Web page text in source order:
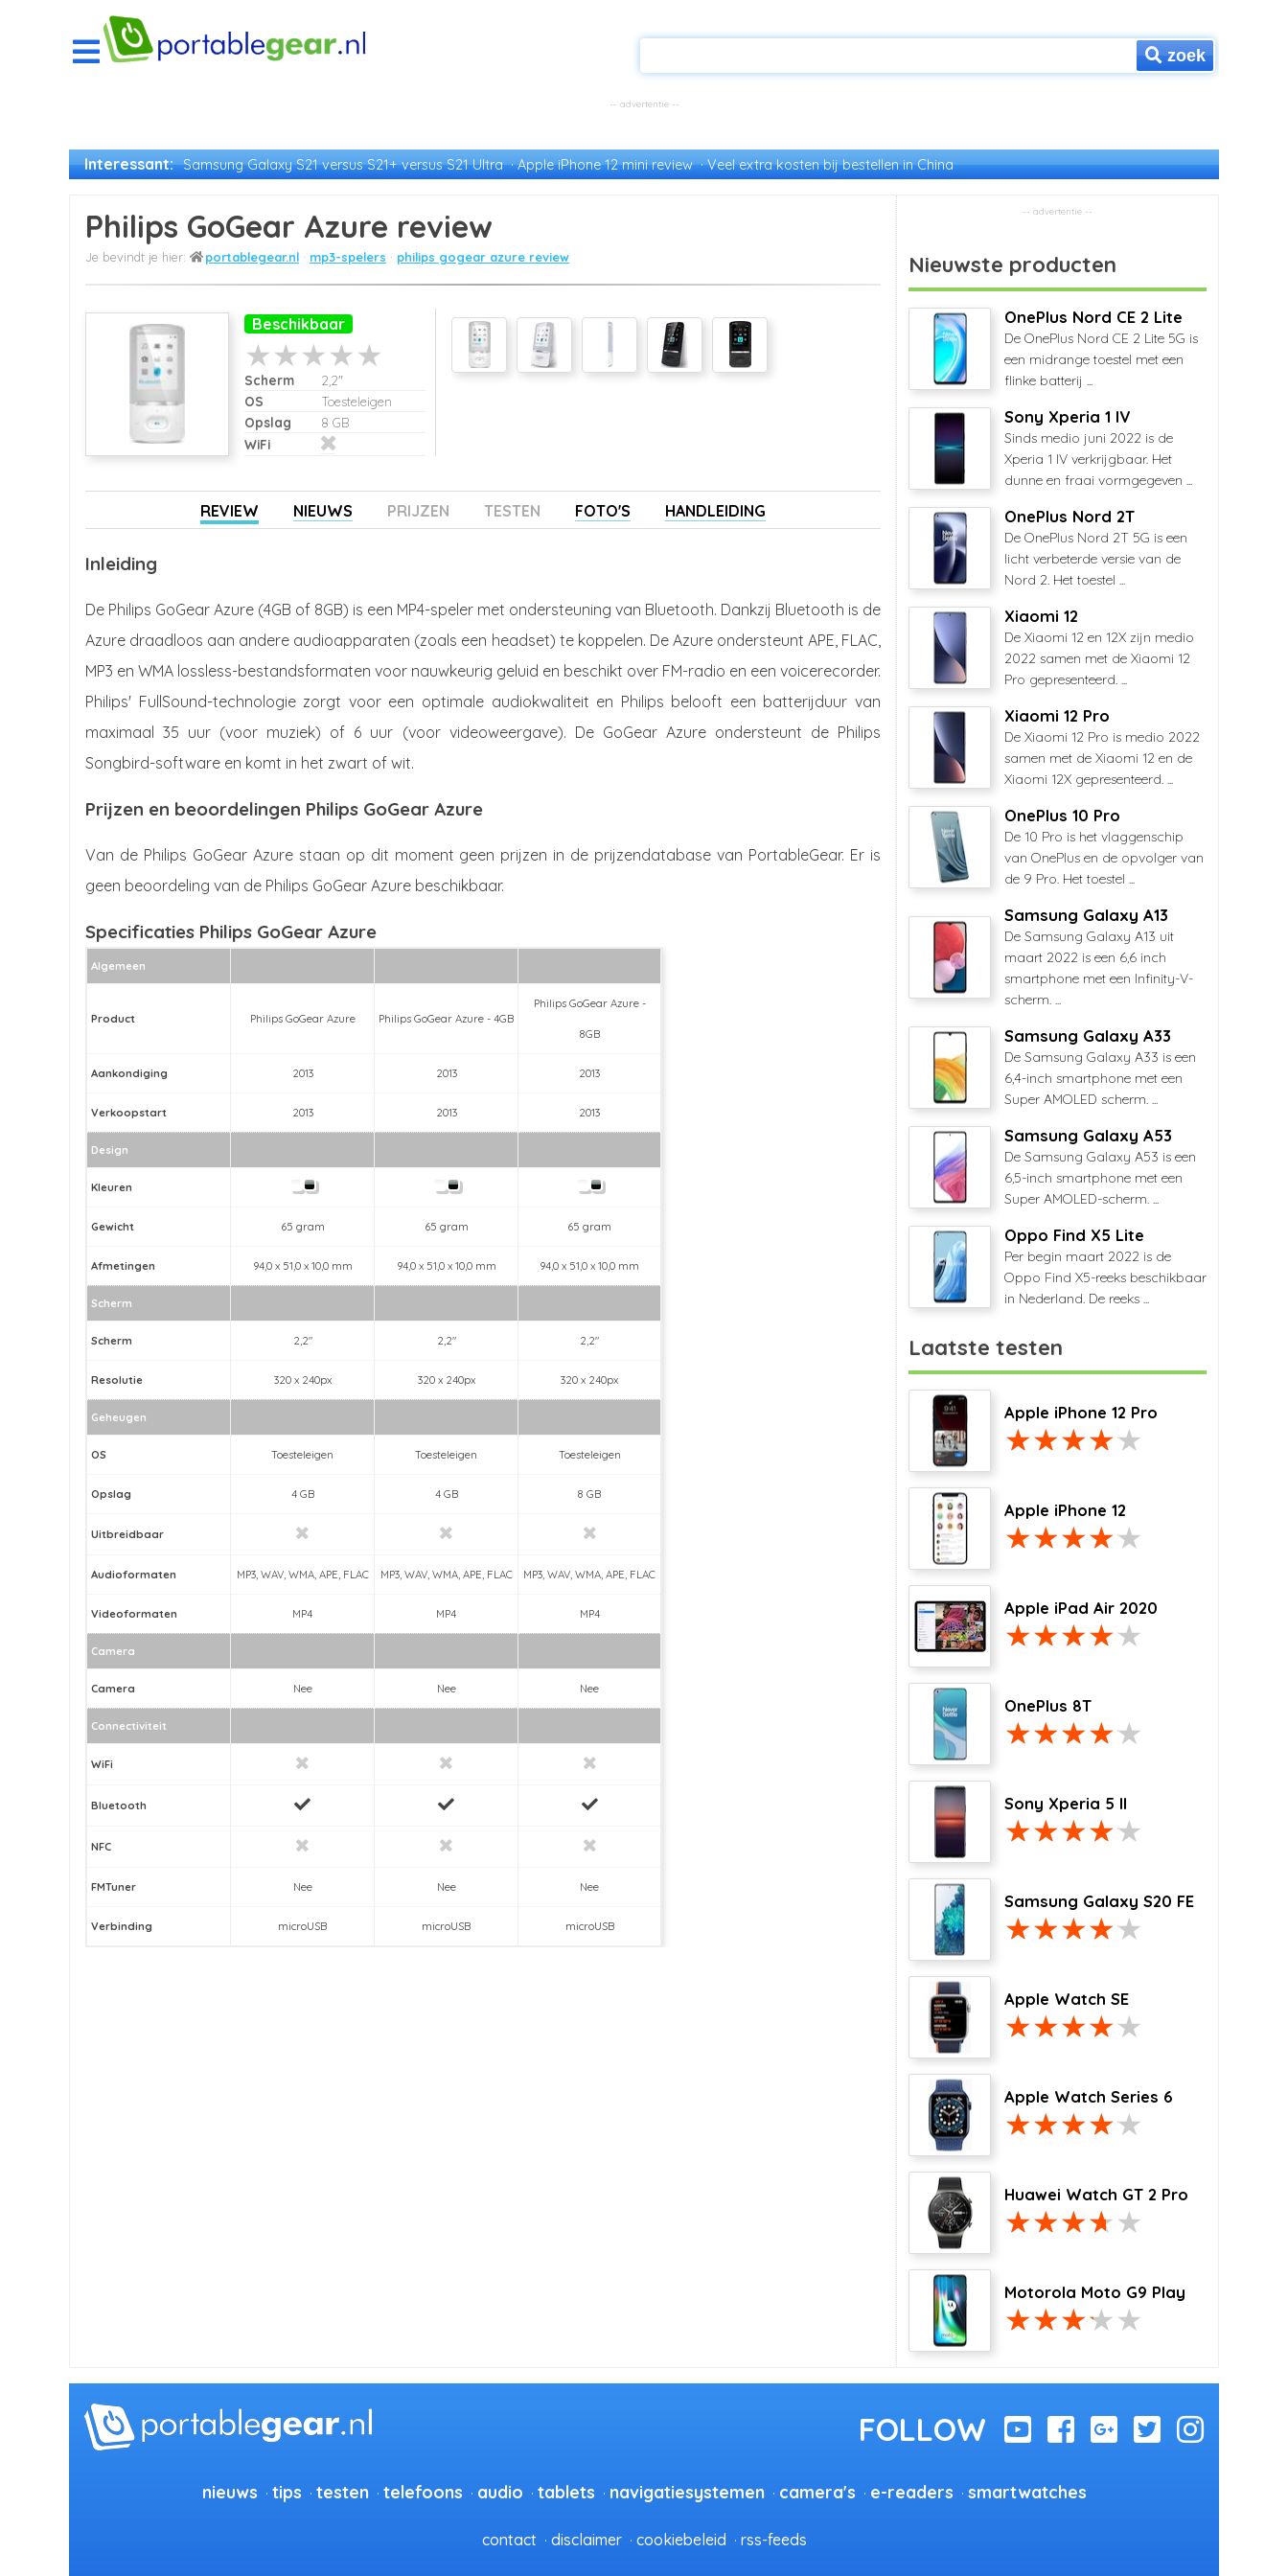
zoek
Interessant: Samsung Galaxy S21 versus S21+ versus S21 Ultra Apple iPhone 12 mini review Veel extra kosten bij bestellen in China
Philips GoGear Azure review
portablegear.nl mp3-spelers philips gogear azure review
Beschikbaar
Scherm
2,2"
OS
Toesteleigen
Opslag
8 GB
WiFi
REVIEW NIEUWS PRIJZEN TESTEN FOTO'S HANDLEIDING
Inleiding
De Philips GoGear Azure (4GB of 8GB) is een MP4-speler met ondersteuning van Bluetooth. Dankzij Bluetooth is de
Azure draadloos aan andere audioapparaten (zoals een headset) te koppelen. De Azure ondersteunt APE, FLAC,
MP3 en WMA lossless-bestandsformaten voor nauwkeurig geluid en beschikt over FM-radio en een voicerecorder.
Philips' FullSound-technologie zorgt voor een optimale audiokwaliteit en Philips belooft een batterijduur van
maximaal 35 uur (voor muziek) of 6 uur (voor videoweergave). De GoGear Azure ondersteunt de Philips
Songbird-software en komt in het zwart of wit.
Prijzen en beoordelingen Philips GoGear Azure
Van de Philips GoGear Azure staan op dit moment geen prijzen in de prijzendatabase van PortableGear. Er is
geen beoordeling van de Philips GoGear Azure beschikbaar.
Specificaties Philips GoGear Azure
Algemeen
Product Philips GoGear Azure Philips GoGear Azure - 4GB
Philips GoGear Azure -
8GB
Aankondiging 2013 2013 2013
Verkoopstart 2013 2013 2013
Design
Kleuren
Gewicht 65 gram 65 gram 65 gram
Afmetingen 94,0 x 51,0 x 10,0 mm 94,0 x 51,0 x 10,0 mm 94,0 x 51,0 x 10,0 mm
Scherm
Scherm 2,2" 2,2" 2,2"
Resolutie 320 x 240px 320 x 240px 320 x 240px
Geheugen
OS Toesteleigen Toesteleigen Toesteleigen
Opslag 4 GB 4 GB 8 GB
Uitbreidbaar
Audioformaten MP3, WAV, WMA, APE, FLAC MP3, WAV, WMA, APE, FLAC MP3, WAV, WMA, APE, FLAC
Videoformaten MP4 MP4 MP4
Camera
Camera Nee Nee Nee
Connectiviteit
WiFi
Bluetooth
NFC
FMTuner Nee Nee Nee
Verbinding microUSB microUSB microUSB
Nieuwste producten
OnePlus Nord CE 2 Lite
De OnePlus Nord CE 2 Lite 5G is
een midrange toestel met een
flinke batterij ...
Sony Xperia 1 IV
Sinds medio juni 2022 is de
Xperia 1 IV verkrijgbaar. Het
dunne en fraai vormgegeven ...
OnePlus Nord 2T
De OnePlus Nord 2T 5G is een
licht verbeterde versie van de
Nord 2. Het toestel ...
Xiaomi 12
De Xiaomi 12 en 12X zijn medio
2022 samen met de Xiaomi 12
Pro gepresenteerd. ...
Xiaomi 12 Pro
De Xiaomi 12 Pro is medio 2022
samen met de Xiaomi 12 en de
Xiaomi 12X gepresenteerd. ...
OnePlus 10 Pro
De 10 Pro is het vlaggenschip
van OnePlus en de opvolger van
de 9 Pro. Het toestel ...
Samsung Galaxy A13
De Samsung Galaxy A13 uit
maart 2022 is een 6,6 inch
smartphone met een Infinity-V-
scherm. ...
Samsung Galaxy A33
De Samsung Galaxy A33 is een
6,4-inch smartphone met een
Super AMOLED scherm. ...
Samsung Galaxy A53
De Samsung Galaxy A53 is een
6,5-inch smartphone met een
Super AMOLED-scherm. ...
Oppo Find X5 Lite
Per begin maart 2022 is de
Oppo Find X5-reeks beschikbaar
in Nederland. De reeks ...
Laatste testen
Apple iPhone 12 Pro
Apple iPhone 12
Apple iPad Air 2020
OnePlus 8T
Sony Xperia 5 II
Samsung Galaxy S20 FE
Apple Watch SE
Apple Watch Series 6
Huawei Watch GT 2 Pro
Motorola Moto G9 Play
nieuws tips testen telefoons audio tablets navigatiesystemen camera's e-readers smartwatches
contact disclaimer cookiebeleid rss-feeds